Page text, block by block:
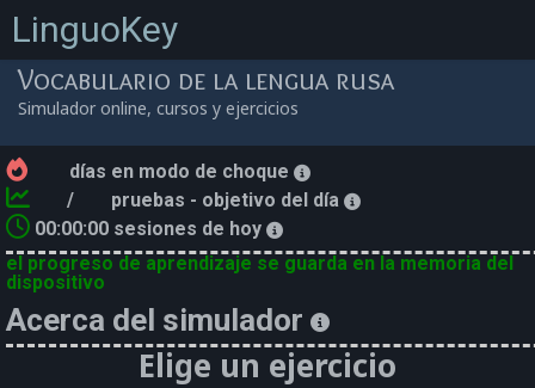
LinguoKey
Vocabulario de la lengua rusa
Simulador online, cursos y ejercicios
días en modo de choque
/
pruebas - objetivo del día
00:00:00 sesiones de hoy
el progreso de aprendizaje se guarda en la memoria del
dispositivo
Acerca del simulador
Elige un ejercicio